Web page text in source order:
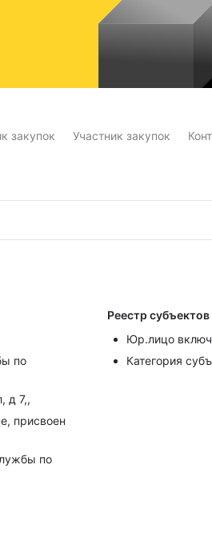
закупок Участник закупок
по
д 7,,
присвоен
по
Реестр
Юр.лицо
Категория